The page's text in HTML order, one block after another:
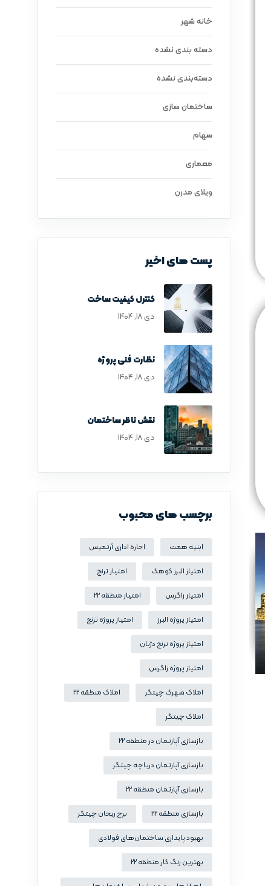
خانه شهر
دسته بندی نشده
دسته‌بندی نشده
ساختمان سازی
سهام
معماری
ویلای مدرن
پست های اخیر
کنترل کیفیت ساخت
دی ۱۸, ۱۴۰۴
نظارت فنی پروژه
دی ۱۸, ۱۴۰۴
نقش ناظر ساختمان
دی ۱۸, ۱۴۰۴
برچسب های محبوب
ابنیه همت اجاره اداری آرتمیس
امتیاز البرز کوهک امتیاز ترنج
امتیاز زاگرس امتیاز منطقه 22
امتیاز پروژه البرز امتیاز پروژه ترنج
امتیاز پروژه ترنج دژبان
امتیاز پروژه زاگرس
املاک شهرک چیتگر املاک منطقه 22
املاک چیتگر
بازسازی آپارتمان در منطقه 22
بازسازی آپارتمان دریاچه چیتگر
بازسازی آپارتمان منطقه 22
بازسازی منطقه 22 برج ریحان چیتگر
بهبود پایداری ساختمان‌های فولادی
بهترین رنگ کار منطقه 22